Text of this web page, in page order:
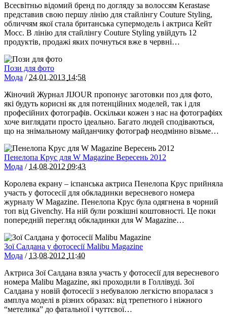
Всесвітньо відомий бренд по догляду за волоссям Kerastase
представив свою першу лінію для стайлінгу Couture Styling,
обличчям якої стала британська супермодель і актриса Кейт
Мосс. В лінію для стайлінгу Couture Styling увійдуть 12
продуктів, продажі яких почнуться вже в червні…
Пози для фото
Мода / 24.01.2013 14:58
Жіночий Журнал JIJOUR пропонує заготовки поз для фото,
які будуть корисні як для потенційних моделей, так і для
професійних фотографів. Оскільки кожен з нас на фотографіях
хоче виглядати просто ідеально. Багато людей сподіваються,
що на знімальному майданчику фотограф неодмінно візьме…
Пенелопа Крус для W Magazine Вересень 2012
Мода / 14.08.2012 09:43
Королева екрану – іспанська актриса Пенелопа Крус прийняла
участь у фотосесії для обкладинки вересневого номера
журналу W Magazine. Пенелопа Крус була одягнена в чорний
топ від Givenchy. На ній були розкішні коштовності. Це поки
попередній перегляд обкладинки для W Magazine…
Зої Салдана у фотосесії Malibu Magazine
Мода / 13.08.2012 11:40
Актриса Зої Салдана взяла участь у фотосесії для вересневого
номера Malibu Magazine, які проходили в Голлівуді. Зої
Салдана у новій фотосесії з небувалою легкістю впоралася з
амплуа моделі в різних образах: від трепетного і ніжного
“метелика” до фатальної і чуттєвої…